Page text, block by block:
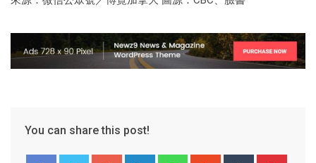
You can share this post!